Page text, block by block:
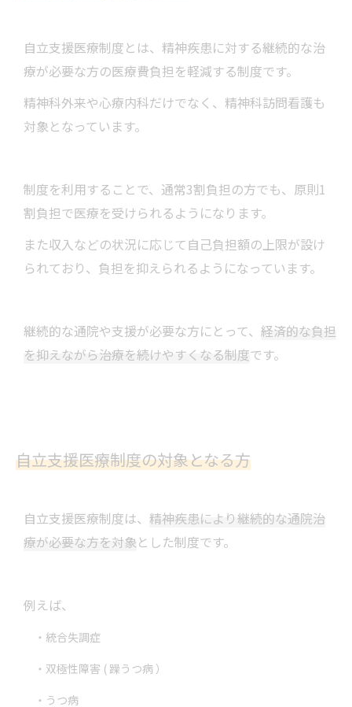
自立支援医療制度とは、精神疾患に対する継続的な治
療が必要な方の医療費負担を軽減する制度です。
精神科外来や心療内科だけでなく、精神科訪問看護も
対象となっています。
制度を利用することで、通常3割負担の方でも、原則1
割負担で医療を受けられるようになります。
また収入などの状況に応じて自己負担額の上限が設け
られており、負担を抑えられるようになっています。
継続的な通院や支援が必要な方にとって、 経済的な負担
を抑えながら治療を続けやすくなる制度です。
自立支援医療制度の対象となる方
自立支援医療制度は、 精神疾患により継続的な通院治
療が必要な方を対象とした制度です。
例えば、
・統合失調症
・双極性障害 ( 躁うつ病 ）
・うつ病